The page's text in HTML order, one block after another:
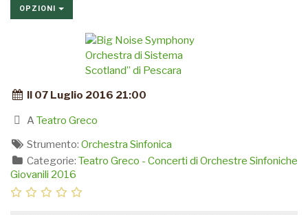
OPZIONI
Il 07 Luglio 2016 21:00
A Teatro Greco
Strumento: Orchestra Sinfonica
Categorie: Teatro Greco - Concerti di Orchestre Sinfoniche
Giovanili 2016